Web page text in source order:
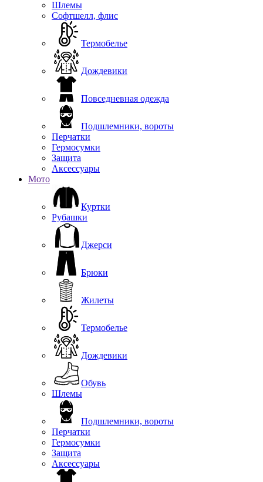
Шлемы
Софтшелл, флис
Термобелье
Дождевики
Повседневная одежда
Подшлемники, вороты
Перчатки
Гермосумки
Защита
Аксессуары
Мото
Куртки
Рубашки
Джерси
Брюки
Жилеты
Термобелье
Дождевики
Обувь
Шлемы
Подшлемники, вороты
Перчатки
Гермосумки
Защита
Аксессуары